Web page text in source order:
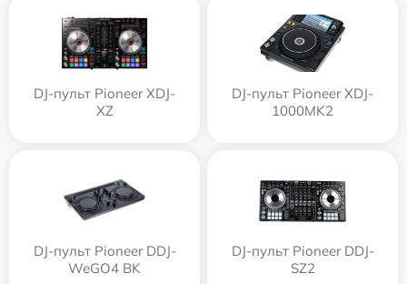
DJ-пульт Pioneer XDJ-
XZ
DJ-пульт Pioneer XDJ-
1000MK2
DJ-пульт Pioneer DDJ-
WeGO4 BK
DJ-пульт Pioneer DDJ-
SZ2